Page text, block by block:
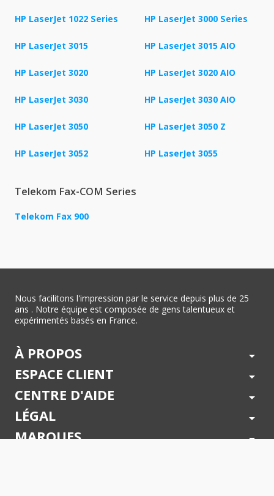
HP LaserJet 1022 Series HP LaserJet 3000 Series
HP LaserJet 3015 HP LaserJet 3015 AIO
HP LaserJet 3020 HP LaserJet 3020 AIO
HP LaserJet 3030 HP LaserJet 3030 AIO
HP LaserJet 3050 HP LaserJet 3050 Z
HP LaserJet 3052 HP LaserJet 3055
Telekom Fax-COM Series
Telekom Fax 900
Nous facilitons l'impression par le service depuis plus de 25
ans . Notre équipe est composée de gens talentueux et
expérimentés basés en France.
À PROPOS arrow_drop_down
ESPACE CLIENT arrow_drop_down
CENTRE D'AIDE arrow_drop_down
LÉGAL arrow_drop_down
MARQUES arrow_drop_down